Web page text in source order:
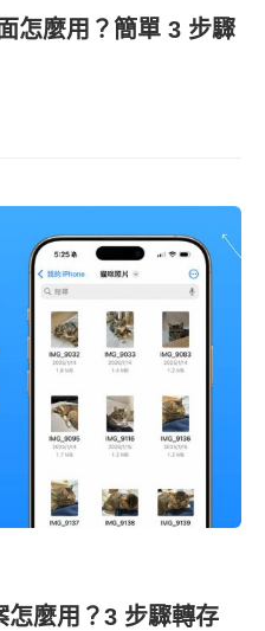
怎麼用？簡單 3 步驟
麼用？3 步驟轉存